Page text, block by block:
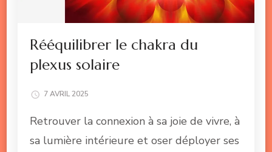
Rééquilibrer le chakra du
plexus solaire
7 AVRIL 2025
Retrouver la connexion à sa joie de vivre, à
sa lumière intérieure et oser déployer ses